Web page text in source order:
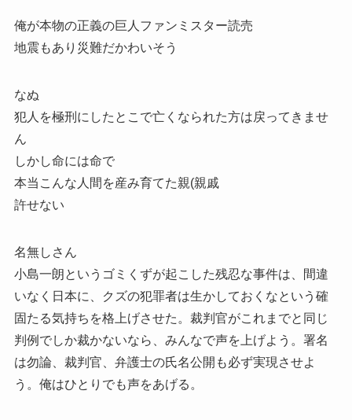
俺が本物の正義の巨人ファンミスター読売
地震もあり災難だかわいそう
なぬ
犯人を極刑にしたとこで亡くなられた方は戻ってきませ
ん
しかし命には命で
本当こんな人間を産み育てた親(親戚
許せない
名無しさん
小島一朗というゴミくずが起こした残忍な事件は、間違
いなく日本に、クズの犯罪者は生かしておくなという確
固たる気持ちを格上げさせた。裁判官がこれまでと同じ
判例でしか裁かないなら、みんなで声を上げよう。署名
は勿論、裁判官、弁護士の氏名公開も必ず実現させよ
う。俺はひとりでも声をあげる。